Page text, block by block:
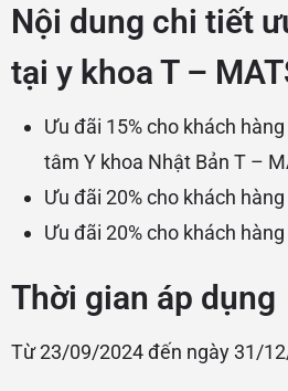
Nội dung chi tiết
tại y khoa T –
Ưu đãi 15% cho khách
tâm Y khoa Nhật Bản T –
Ưu đãi 20% cho khách
Ưu đãi 20% cho khách
Thời gian áp dụng
Từ 23/09/2024 đến ngày 31/